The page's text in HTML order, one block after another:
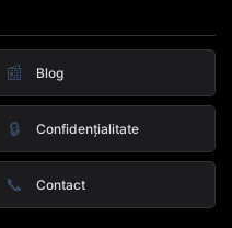
📰 Blog
🔒 Confidențialitate
📞 Contact